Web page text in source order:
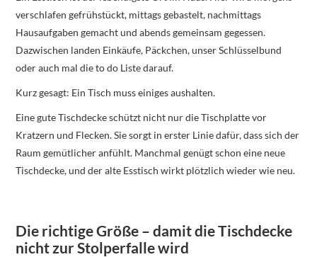
verschlafen gefrühstückt, mittags gebastelt, nachmittags
Hausaufgaben gemacht und abends gemeinsam gegessen.
Dazwischen landen Einkäufe, Päckchen, unser Schlüsselbund
oder auch mal die to do Liste darauf.
Kurz gesagt: Ein Tisch muss einiges aushalten.
Eine gute Tischdecke schützt nicht nur die Tischplatte vor
Kratzern und Flecken. Sie sorgt in erster Linie dafür, dass sich der
Raum gemütlicher anfühlt. Manchmal genügt schon eine neue
Tischdecke, und der alte Esstisch wirkt plötzlich wieder wie neu.
Die richtige Größe – damit die Tischdecke
nicht zur Stolperfalle wird